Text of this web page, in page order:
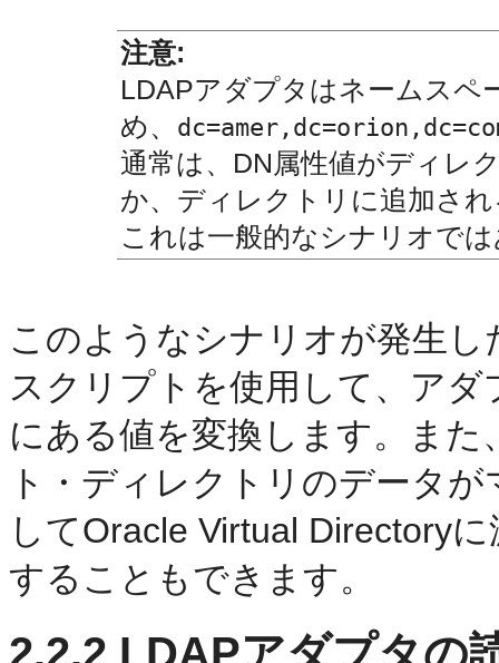
注意:
LDAPアダプタはネームスペ
め、
通常は、DN属性値がディレ
か、ディレクトリに追加さ
これは一般的なシナリオで
このようなシナリオが発生
スクリプトを使用して、ア
にある値を変換します。ま
ト・ディレクトリのデータ
してOracle Virtual Directory
することもできます。
2.2.2 LDAPアダプタの